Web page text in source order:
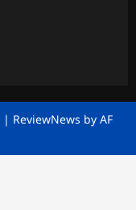
| ReviewNews by AF